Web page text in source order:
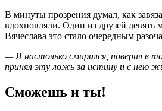
В минуты прозрения думал, как
вдохновляли. Один из друзей девять
Вячеслава это стало очередным
— Я настолько смирился, поверил в
принял эту ложь за истину и с нею
Сможешь и ты!